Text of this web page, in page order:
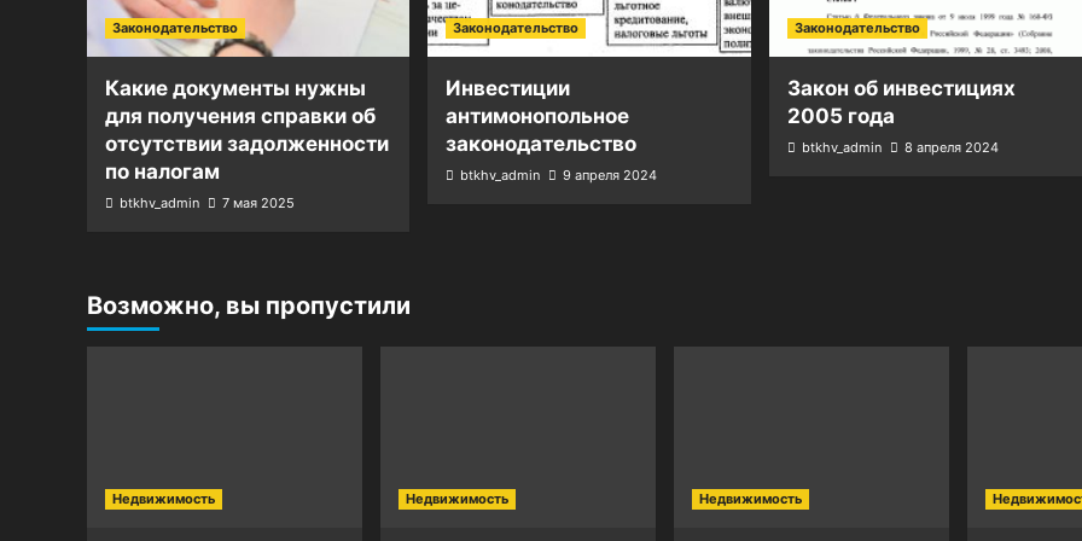
Законодательство
Какие документы нужны
для получения справки об
отсутствии задолженности
по налогам
btkhv_admin 7 мая 2025
Законодательство
Инвестиции
антимонопольное
законодательство
btkhv_admin 9 апреля 2024
Законодательство
Закон об инвестициях
2005 года
btkhv_admin 8 апреля 2024
Возможно, вы пропустили
Недвижимость Недвижимость Недвижимость